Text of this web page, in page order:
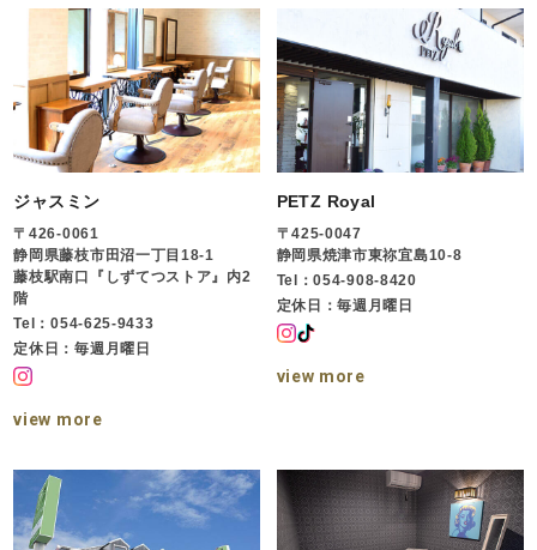
ジャスミン
〒426-0061
静岡県藤枝市田沼一丁目18-1
藤枝駅南口『しずてつストア』内2
階
Tel：054-625-9433
定休日：毎週月曜日
view more
PETZ Royal
〒425-0047
静岡県焼津市東祢宜島10-8
Tel：054-908-8420
定休日：毎週月曜日
view more